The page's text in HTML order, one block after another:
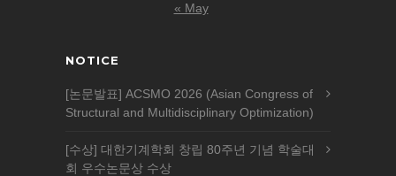
« May
NOTICE
[논문발표] ACSMO 2026 (Asian Congress of
Structural and Multidisciplinary Optimization)
[수상] 대한기계학회 창립 80주년 기념 학술대
회 우수논문상 수상